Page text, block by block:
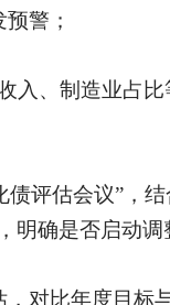
警；
入、制造业占
债评估会议”，
明确是否启动调
，对比年度目标